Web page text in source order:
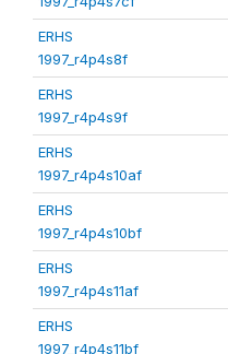
ERHS
1997_r4p4s8f
ERHS
1997_r4p4s9f
ERHS
1997_r4p4s10af
ERHS
1997_r4p4s10bf
ERHS
1997_r4p4s11af
ERHS
1997_r4p4s11bf